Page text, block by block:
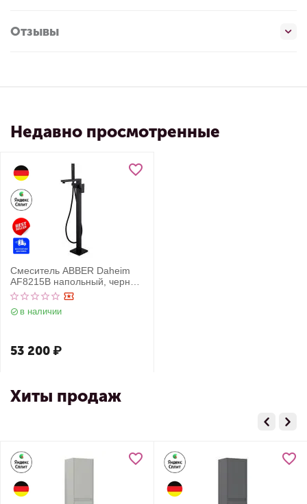
Отзывы
Недавно просмотренные
Смеситель ABBER Daheim
AF8215B напольный, черный
матовый
в наличии
53 200₽
Хиты продаж